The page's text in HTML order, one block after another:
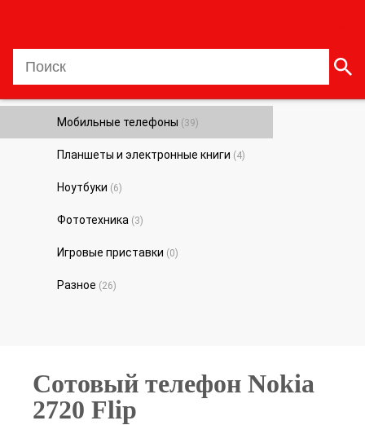
Мобильные телефоны (39)
Планшеты и электронные книги (4)
Ноутбуки (6)
Фототехника (3)
Игровые приставки (0)
Разное (26)
Сотовый телефон Nokia
2720 Flip